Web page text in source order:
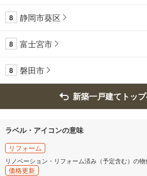
8 静岡市葵区
8 富士宮市
8 磐田市
新築一戸建てトッ
ラベル・アイコンの意味
リフォーム
リノベーション・リフォーム済み（予定含む）の物
価格更新